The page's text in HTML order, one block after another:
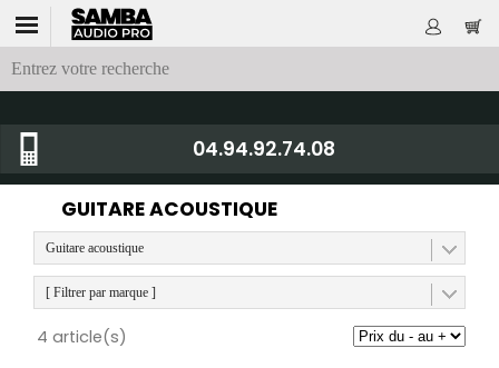
04.94.92.74.08
GUITARE ACOUSTIQUE
Guitare acoustique
[ Filtrer par marque ]
4 article(s)